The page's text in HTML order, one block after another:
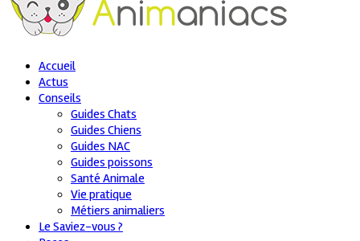
Accueil
Actus
Conseils
Guides Chats
Guides Chiens
Guides NAC
Guides poissons
Santé Animale
Vie pratique
Métiers animaliers
Le Saviez-vous ?